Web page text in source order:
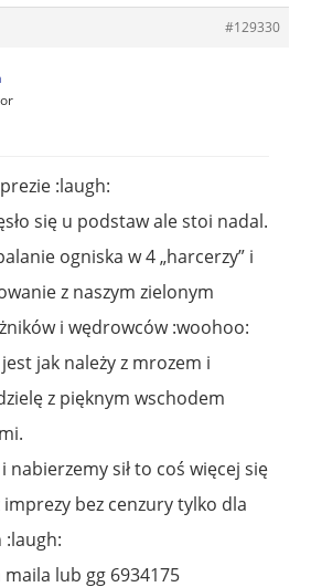
#129330
:laugh:
się u podstaw ale stoi nadal.
ogniska w 4 „harcerzy” i
z naszym zielonym
i wędrowców :woohoo:
jak należy z mrozem i
z pięknym wschodem
nabierzemy sił to coś więcej się
imprezy bez cenzury tylko dla
lub gg 6934175